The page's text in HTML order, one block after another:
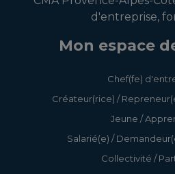
d'entreprise,
Mon espace
Chef(fe)
Créateur(rice) /
Jeune /
Salarié(e) /
Collectivité /